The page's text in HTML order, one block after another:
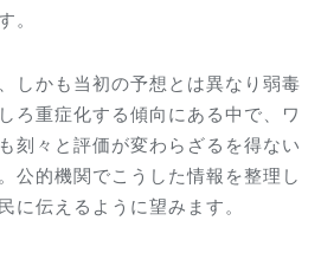
。
しかも当初の予想とは異なり弱毒
ろ重症化する傾向にある中で、ワ
刻々と評価が変わらざるを得ない
公的機関でこうした情報を整理し
に伝えるように望みます。